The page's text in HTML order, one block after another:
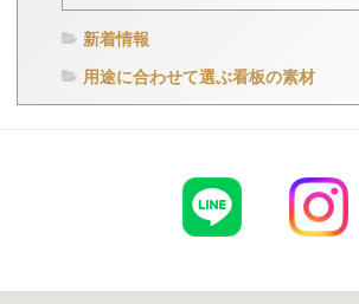
新着情報
用途に合わせて選ぶ看板の素材